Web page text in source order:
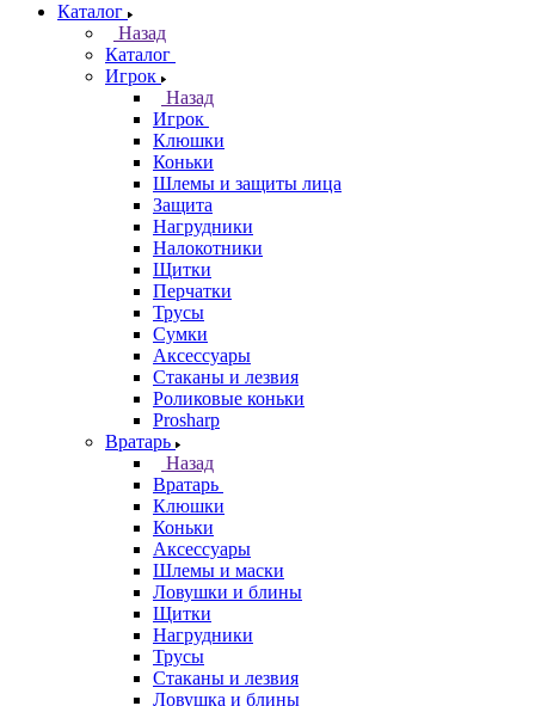
Каталог
Назад
Каталог
Игрок
Назад
Игрок
Клюшки
Коньки
Шлемы и защиты лица
Защита
Нагрудники
Налокотники
Щитки
Перчатки
Трусы
Сумки
Аксессуары
Стаканы и лезвия
Роликовые коньки
Prosharp
Вратарь
Назад
Вратарь
Клюшки
Коньки
Аксессуары
Шлемы и маски
Ловушки и блины
Щитки
Нагрудники
Трусы
Стаканы и лезвия
Ловушка и блины